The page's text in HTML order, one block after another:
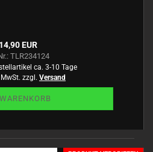
14,90 EUR
TLR234124
ca. 3-10 Tage
zzgl. Versand